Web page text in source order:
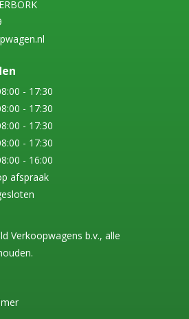
- 17:30
- 17:30
- 17:30
- 17:30
- 16:00
afspraak
Verkoopwagens b.v., alle